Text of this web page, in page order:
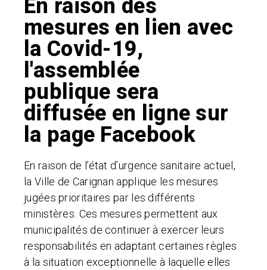
En raison des
mesures en lien avec
la Covid-19,
l'assemblée
publique sera
diffusée en ligne sur
la page Facebook
En raison de l’état d’urgence sanitaire actuel,
la Ville de Carignan applique les mesures
jugées prioritaires par les différents
ministères. Ces mesures permettent aux
municipalités de continuer à exercer leurs
responsabilités en adaptant certaines règles
à la situation exceptionnelle à laquelle elles